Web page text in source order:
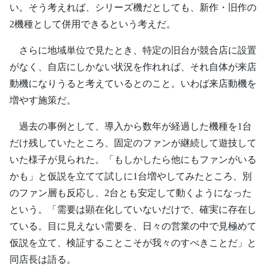
い。そう考えれば、シリーズ機だとしても、新作・旧作の
2機種として併用できるという考えだ。
さらに地域単位で見たとき、特定の旧台が競合店に設置
がなく、自店にしかない状況を作れれば、それ自体が来店
動機になりうると考えているとのこと。いわば来店動機を
増やす施策だ。
過去の事例として、導入から数年が経過した機種を1台
だけ残していたところ、固定のファンが継続して遊技して
いた様子が見られた。「もしかしたら他にもファンがいる
かも」と仮説を立てて試しに1台増やしてみたところ、別
のファン層も反応し、2台とも安定して動くようになった
という。「需要は顕在化していないだけで、確実に存在し
ている。目に見えない需要を、日々の営業の中で見極めて
仮説を立て、検証することこそが我々のすべきことだ」と
同店長は語る。